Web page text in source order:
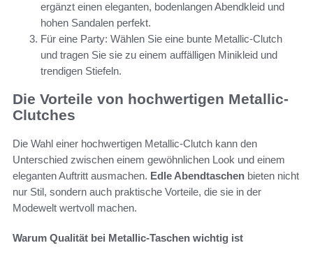
ergänzt einen eleganten, bodenlangen Abendkleid und
hohen Sandalen perfekt.
Für eine Party: Wählen Sie eine bunte Metallic-Clutch
und tragen Sie sie zu einem auffälligen Minikleid und
trendigen Stiefeln.
Die Vorteile von hochwertigen Metallic-
Clutches
Die Wahl einer hochwertigen Metallic-Clutch kann den
Unterschied zwischen einem gewöhnlichen Look und einem
eleganten Auftritt ausmachen. Edle Abendtaschen bieten nicht
nur Stil, sondern auch praktische Vorteile, die sie in der
Modewelt wertvoll machen.
Warum Qualität bei Metallic-Taschen wichtig ist